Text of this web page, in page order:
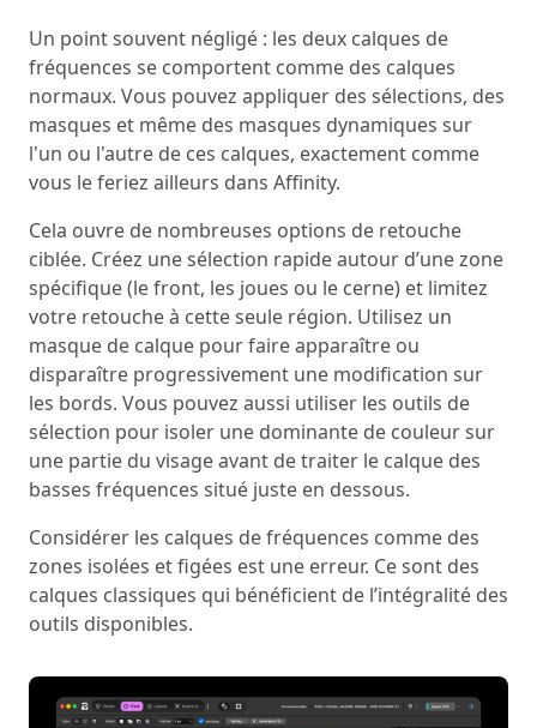
Un point souvent négligé : les deux calques de
fréquences se comportent comme des calques
normaux. Vous pouvez appliquer des sélections, des
masques et même des masques dynamiques sur
l'un ou l'autre de ces calques, exactement comme
vous le feriez ailleurs dans Affinity.
Cela ouvre de nombreuses options de retouche
ciblée. Créez une sélection rapide autour d’une zone
spécifique (le front, les joues ou le cerne) et limitez
votre retouche à cette seule région. Utilisez un
masque de calque pour faire apparaître ou
disparaître progressivement une modification sur
les bords. Vous pouvez aussi utiliser les outils de
sélection pour isoler une dominante de couleur sur
une partie du visage avant de traiter le calque des
basses fréquences situé juste en dessous.
Considérer les calques de fréquences comme des
zones isolées et figées est une erreur. Ce sont des
calques classiques qui bénéficient de l’intégralité des
outils disponibles.